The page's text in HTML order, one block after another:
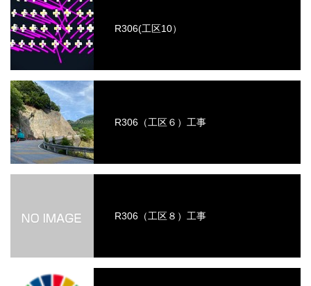
R306(工区10）
R306（工区６）工事
R306（工区８）工事